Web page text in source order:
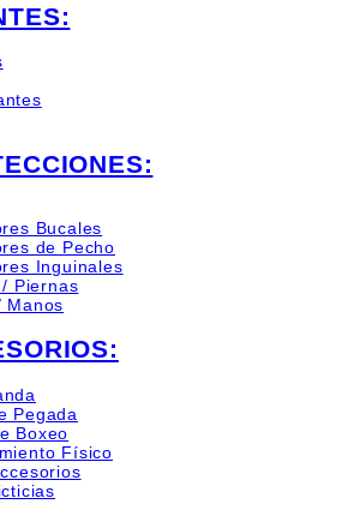
Bucales
de Pecho
Inguinales
Piernas
Manos
Pegada
Boxeo
Físico